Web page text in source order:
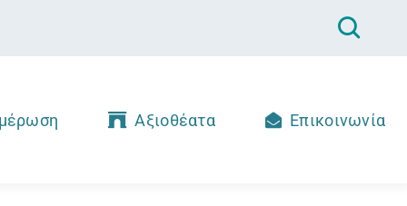
Αξιοθέατα Επικοινωνία